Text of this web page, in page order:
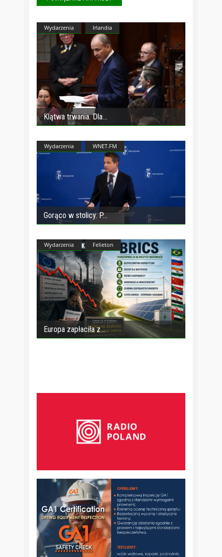
Wydarzenia Irlandia
Klątwa trwania. Dla
Wydarzenia WNET.FM
Gorąco w stolicy. P
Wydarzenia Felieton
Europa zapłaciła z